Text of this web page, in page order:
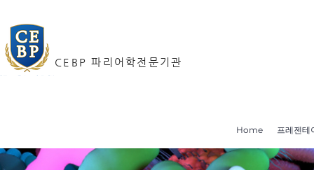
CEBP 파리어학전문기관
Home 프레젠테